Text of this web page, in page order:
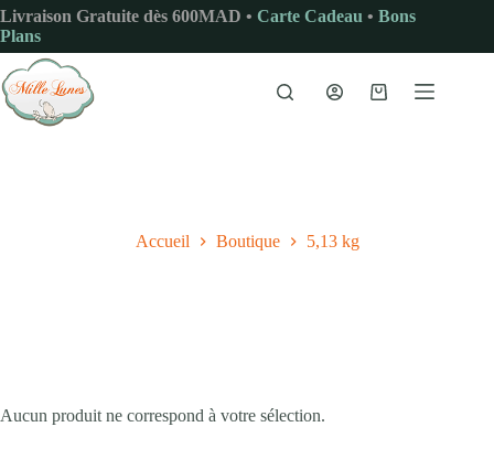
Passer
au
contenu
Livraison Gratuite dès 600MAD • Carte Cadeau • Bons
Plans
Panier
Accueil Boutique 5,13 kg
Aucun produit ne correspond à votre sélection.